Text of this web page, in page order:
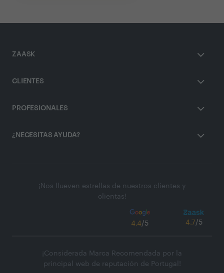
ZAASK
CLIENTES
PROFESIONALES
¿NECESITAS AYUDA?
¡Nos llueven estrellas de nuestros clientes y
clientas!
4.4/5 4.7/5
¡Considerada Marca Recomendada por la
principal web de reputación de Portugal!